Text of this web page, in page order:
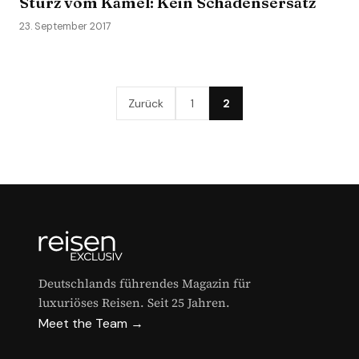
23. September 2017
Zurück 1 2
Deutschlands führendes Magazin für
luxuriöses Reisen. Seit 25 Jahren.
Meet the Team →